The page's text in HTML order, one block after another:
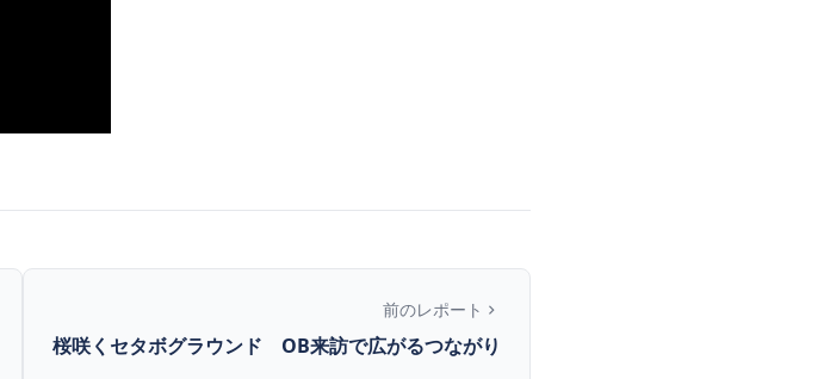
前のレポート
桜咲くセタボグラウンド OB来訪で広がるつながり